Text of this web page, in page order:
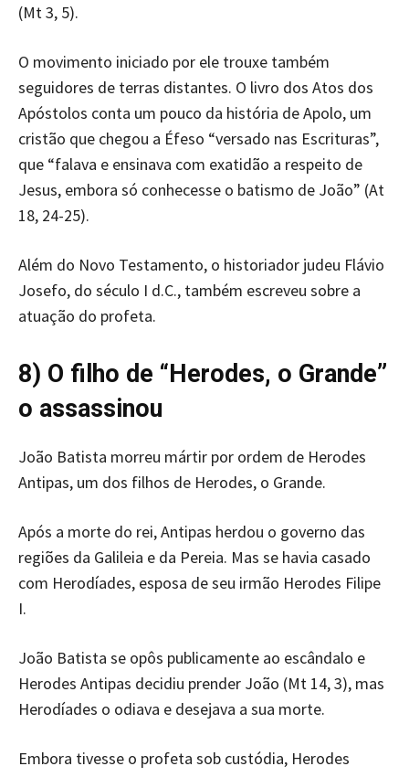
(Mt 3, 5).
O movimento iniciado por ele trouxe também
seguidores de terras distantes. O livro dos Atos dos
Apóstolos conta um pouco da história de Apolo, um
cristão que chegou a Éfeso “versado nas Escrituras”,
que “falava e ensinava com exatidão a respeito de
Jesus, embora só conhecesse o batismo de João” (At
18, 24-25).
Além do Novo Testamento, o historiador judeu Flávio
Josefo, do século I d.C., também escreveu sobre a
atuação do profeta.
8) O filho de “Herodes, o Grande”
o assassinou
João Batista morreu mártir por ordem de Herodes
Antipas, um dos filhos de Herodes, o Grande.
Após a morte do rei, Antipas herdou o governo das
regiões da Galileia e da Pereia. Mas se havia casado
com Herodíades, esposa de seu irmão Herodes Filipe
I.
João Batista se opôs publicamente ao escândalo e
Herodes Antipas decidiu prender João (Mt 14, 3), mas
Herodíades o odiava e desejava a sua morte.
Embora tivesse o profeta sob custódia, Herodes